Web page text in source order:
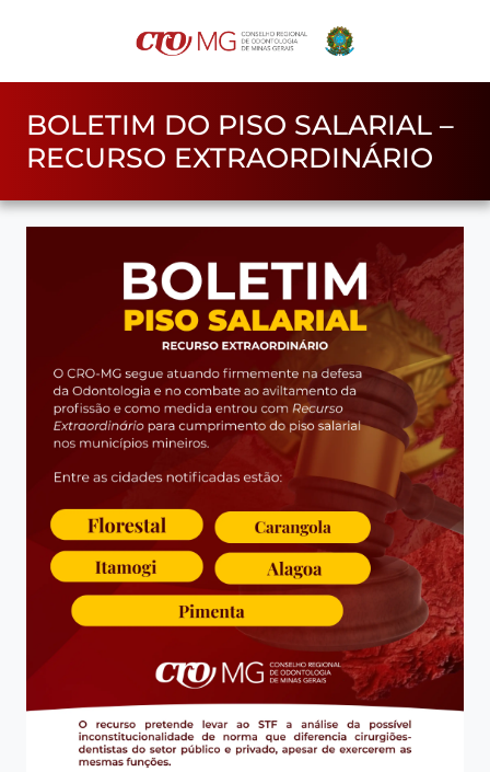
BOLETIM DO PISO SALARIAL –
RECURSO EXTRAORDINÁRIO